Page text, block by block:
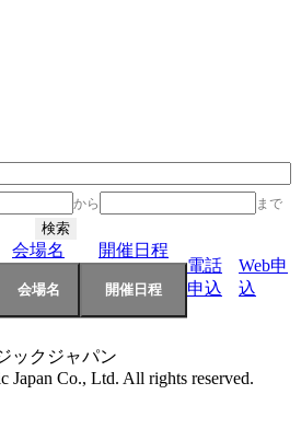
から まで
会場名
開催日程
電話
申込
Web申
込
ックジャパン
Japan Co., Ltd. All rights reserved.